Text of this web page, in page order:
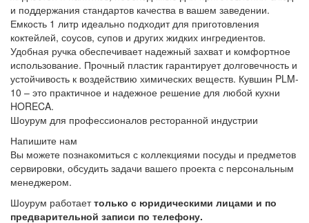
и поддержания стандартов качества в вашем заведении.
Емкость 1 литр идеально подходит для приготовления
коктейлей, соусов, супов и других жидких ингредиентов.
Удобная ручка обеспечивает надежный захват и комфортное
использование. Прочный пластик гарантирует долговечность и
устойчивость к воздействию химических веществ. Кувшин PLM-
10 – это практичное и надежное решение для любой кухни
HORECA.
Шоурум для профессионалов ресторанной индустрии
Напишите нам
Вы можете познакомиться с коллекциями посуды и предметов
сервировки, обсудить задачи вашего проекта с персональным
менеджером.
Шоурум работаеттолько с юридическими лицами и по
предварительной записи по телефону.